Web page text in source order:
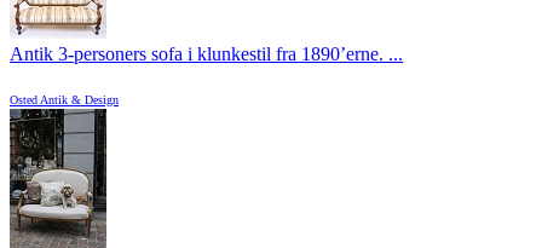
Antik 3-personers sofa i klunkestil fra 1890’erne. ...
Osted Antik & Design